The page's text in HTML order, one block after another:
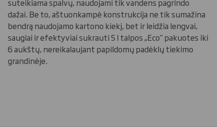
suteikiama spalvų, naudojami tik vandens pagrindo
dažai. Be to, aštuonkampė konstrukcija ne tik sumažina
bendrą naudojamo kartono kiekį, bet ir leidžia lengvai,
saugiai ir efektyviai sukrauti 5 l talpos „Eco“ pakuotes iki
6 aukštų, nereikalaujant papildomų padėklų tiekimo
grandinėje.